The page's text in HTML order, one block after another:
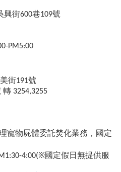
興街600巷109號
PM5:00
街191號
轉 3254,3255
寵物屍體委託焚化業務，國定
4:00(※國定假日無提供服